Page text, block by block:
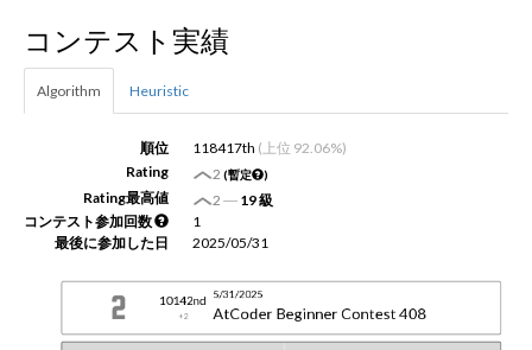
新規登録
コンテスト実績
Algorithm Heuristic
順位 118417th (上位 92.06%)
Rating
2 (暫定 )
Rating最高値 2 ― 19 級
コンテスト参加回数
1
最後に参加した日
2025/05/31